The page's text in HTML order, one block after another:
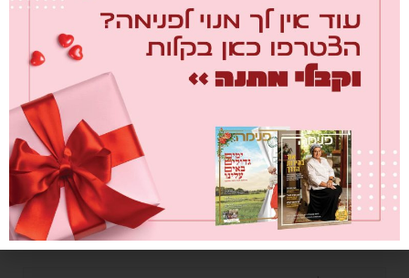
חוזרות בגדול: מייסדות הקבוצה
הפופולארית אמא חוזרת לג'ינס
17/10/2021
0
כתוב תגובה